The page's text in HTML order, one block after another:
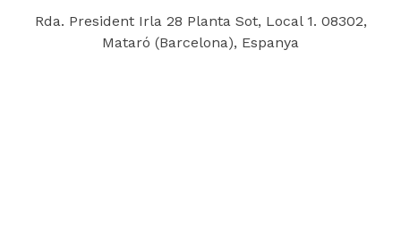
Rda. President Irla 28 Planta Sot, Local 1. 08302,
Mataró (Barcelona), Espanya